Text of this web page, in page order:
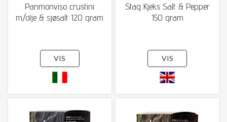
Panmonviso crustini
m/olje & sjøsalt 120 gram
VIS
Stag Kjeks Salt & Pepper
150 gram
VIS